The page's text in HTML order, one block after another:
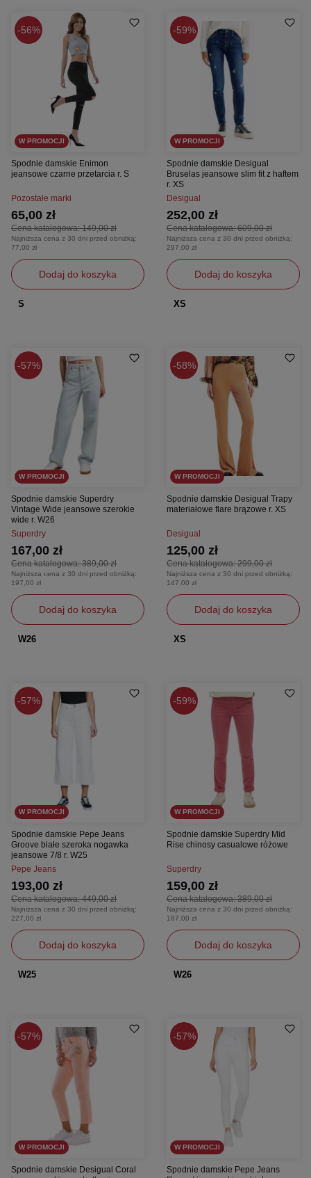
56%
W PROMOCJI
Spodnie damskie Enimon
jeansowe czarne przetarcia r. S
Pozostałe marki
Cena katalogowa:149,00 zł
65,00 zł
Najniższa cena z 30 dni przed obniżką:
77,00 zł
Dodaj do koszyka
S
59%
W PROMOCJI
Spodnie damskie Desigual
Bruselas jeansowe slim fit z haftem
r. XS
Desigual
Cena katalogowa:609,00 zł
252,00 zł
Najniższa cena z 30 dni przed obniżką:
297,00 zł
Dodaj do koszyka
XS
57%
W PROMOCJI
Spodnie damskie Superdry
Vintage Wide jeansowe szerokie
wide r. W26
Superdry
Cena katalogowa:389,00 zł
167,00 zł
Najniższa cena z 30 dni przed obniżką:
197,00 zł
Dodaj do koszyka
W26
58%
W PROMOCJI
Spodnie damskie Desigual Trapy
materiałowe flare brązowe r. XS
Desigual
Cena katalogowa:299,00 zł
125,00 zł
Najniższa cena z 30 dni przed obniżką:
147,00 zł
Dodaj do koszyka
XS
57%
W PROMOCJI
Spodnie damskie Pepe Jeans
Groove białe szeroka nogawka
jeansowe 7/8 r. W25
Pepe Jeans
Cena katalogowa:449,00 zł
193,00 zł
Najniższa cena z 30 dni przed obniżką:
227,00 zł
Dodaj do koszyka
W25
59%
W PROMOCJI
Spodnie damskie Superdry Mid
Rise chinosy casualowe różowe
Superdry
Cena katalogowa:389,00 zł
159,00 zł
Najniższa cena z 30 dni przed obniżką:
187,00 zł
Dodaj do koszyka
W26
57%
W PROMOCJI
Spodnie damskie Desigual Coral
57%
W PROMOCJI
Spodnie damskie Pepe Jeans